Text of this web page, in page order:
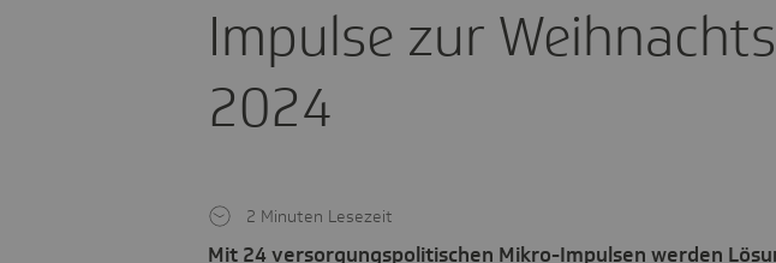
Impulse zur
2024
Mit 24 versorgungspolitischen Mikro-Impulsen werden
2 Minuten Lesezeit